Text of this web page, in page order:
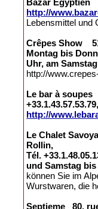
Bazar Egyptien
http://
Lebensmittel und
Crêpes Show
Montag bis
Uhr, am
http://
Le bar à soupes
http://
Le Chalet
Rollin,
Tél.
und Samstag
können Sie im
Wurstwaren, die
Septieme 80,